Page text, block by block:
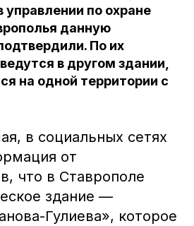
по охране
данную
По их
в другом здании,
на одной территории с
в социальных сетях
от
что в Ставрополе
здание —
Гулиева», которое